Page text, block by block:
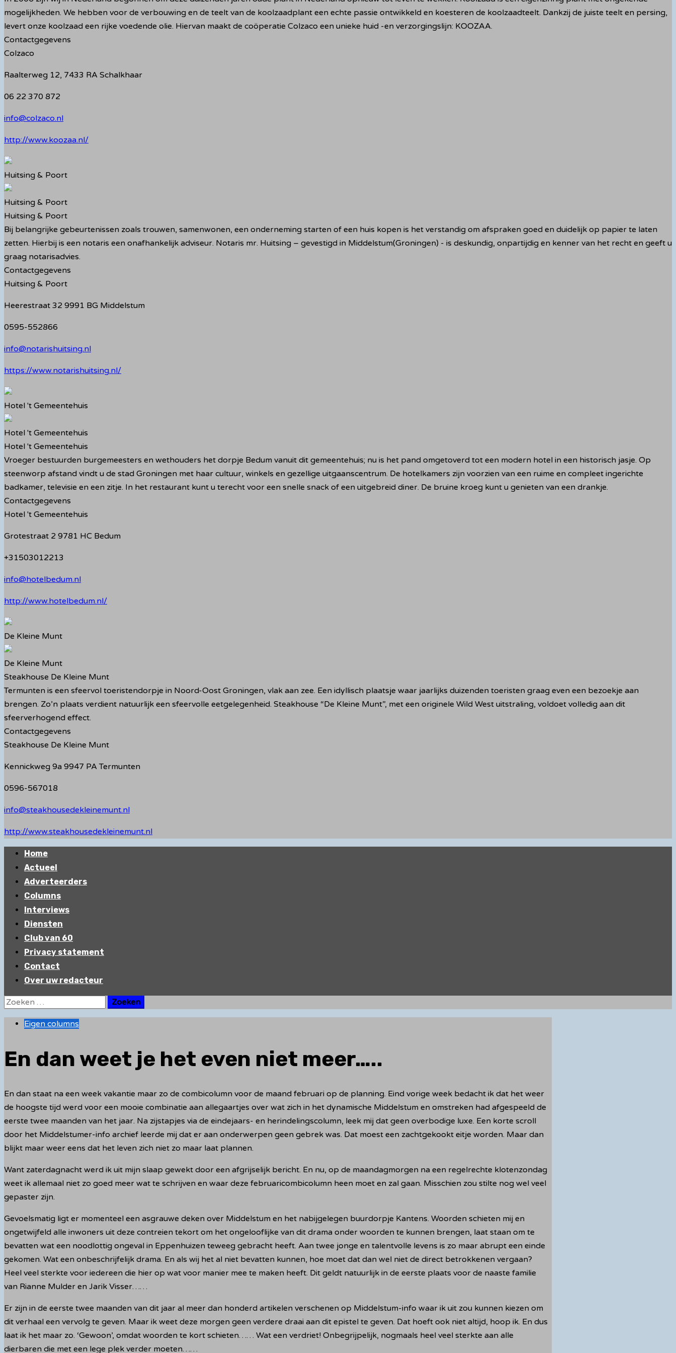
mogelijkheden. We hebben voor de verbouwing en de teelt van de koolzaadplant een echte passie ontwikkeld en koesteren de koolzaadteelt. Dankzij de juiste teelt en persing,
levert onze koolzaad een rijke voedende olie. Hiervan maakt de coöperatie Colzaco een unieke huid -en verzorgingslijn: KOOZAA.
Contactgegevens
Colzaco
Raalterweg 12, 7433 RA Schalkhaar
06 22 370 872
info@colzaco.nl
http://www.koozaa.nl/
Huitsing & Poort
Huitsing & Poort
Huitsing & Poort
Bij belangrijke gebeurtenissen zoals trouwen, samenwonen, een onderneming starten of een huis kopen is het verstandig om afspraken goed en duidelijk op papier te laten
zetten. Hierbij is een notaris een onafhankelijk adviseur. Notaris mr. Huitsing – gevestigd in Middelstum(Groningen) - is deskundig, onpartijdig en kenner van het recht en geeft u
graag notarisadvies.
Contactgegevens
Huitsing & Poort
Heerestraat 32 9991 BG Middelstum
0595-552866
info@notarishuitsing.nl
https://www.notarishuitsing.nl/
Hotel 't Gemeentehuis
Hotel 't Gemeentehuis
Hotel 't Gemeentehuis
Vroeger bestuurden burgemeesters en wethouders het dorpje Bedum vanuit dit gemeentehuis; nu is het pand omgetoverd tot een modern hotel in een historisch jasje. Op
steenworp afstand vindt u de stad Groningen met haar cultuur, winkels en gezellige uitgaanscentrum. De hotelkamers zijn voorzien van een ruime en compleet ingerichte
badkamer, televisie en een zitje. In het restaurant kunt u terecht voor een snelle snack of een uitgebreid diner. De bruine kroeg kunt u genieten van een drankje.
Contactgegevens
Hotel 't Gemeentehuis
Grotestraat 2 9781 HC Bedum
+31503012213
info@hotelbedum.nl
http://www.hotelbedum.nl/
De Kleine Munt
De Kleine Munt
Steakhouse De Kleine Munt
Termunten is een sfeervol toeristendorpje in Noord-Oost Groningen, vlak aan zee. Een idyllisch plaatsje waar jaarlijks duizenden toeristen graag even een bezoekje aan
brengen. Zo’n plaats verdient natuurlijk een sfeervolle eetgelegenheid. Steakhouse “De Kleine Munt”, met een originele Wild West uitstraling, voldoet volledig aan dit
sfeerverhogend effect.
Contactgegevens
Steakhouse De Kleine Munt
Kennickweg 9a 9947 PA Termunten
0596-567018
info@steakhousedekleinemunt.nl
http://www.steakhousedekleinemunt.nl
Primair
menu
Home
Actueel
Adverteerders
Columns
Interviews
Diensten
Club van 60
Privacy statement
Contact
Over uw redacteur
Zoeken
naar:
Eigen columns
En dan weet je het even niet meer…..
En dan staat na een week vakantie maar zo de combicolumn voor de maand februari op de planning. Eind vorige week bedacht ik dat het weer
de hoogste tijd werd voor een mooie combinatie aan allegaartjes over wat zich in het dynamische Middelstum en omstreken had afgespeeld de
eerste twee maanden van het jaar. Na zijstapjes via de eindejaars- en herindelingscolumn, leek mij dat geen overbodige luxe. Een korte scroll
door het Middelstumer-info archief leerde mij dat er aan onderwerpen geen gebrek was. Dat moest een zachtgekookt eitje worden. Maar dan
blijkt maar weer eens dat het leven zich niet zo maar laat plannen.
Want zaterdagnacht werd ik uit mijn slaap gewekt door een afgrijselijk bericht. En nu, op de maandagmorgen na een regelrechte klotenzondag
weet ik allemaal niet zo goed meer wat te schrijven en waar deze februaricombicolumn heen moet en zal gaan. Misschien zou stilte nog wel veel
gepaster zijn.
Gevoelsmatig ligt er momenteel een asgrauwe deken over Middelstum en het nabijgelegen buurdorpje Kantens. Woorden schieten mij en
ongetwijfeld alle inwoners uit deze contreien tekort om het ongelooflijke van dit drama onder woorden te kunnen brengen, laat staan om te
bevatten wat een noodlottig ongeval in Eppenhuizen teweeg gebracht heeft. Aan twee jonge en talentvolle levens is zo maar abrupt een einde
gekomen. Wat een onbeschrijfelijk drama. En als wij het al niet bevatten kunnen, hoe moet dat dan wel niet de direct betrokkenen vergaan?
Heel veel sterkte voor iedereen die hier op wat voor manier mee te maken heeft. Dit geldt natuurlijk in de eerste plaats voor de naaste familie
van Rianne Mulder en Jarik Visser……
Er zijn in de eerste twee maanden van dit jaar al meer dan honderd artikelen verschenen op Middelstum-info waar ik uit zou kunnen kiezen om
dit verhaal een vervolg te geven. Maar ik weet deze morgen geen verdere draai aan dit epistel te geven. Dat hoeft ook niet altijd, hoop ik. En dus
laat ik het maar zo. ‘Gewoon’, omdat woorden te kort schieten…… Wat een verdriet! Onbegrijpelijk, nogmaals heel veel sterkte aan alle
dierbaren die met een lege plek verder moeten……